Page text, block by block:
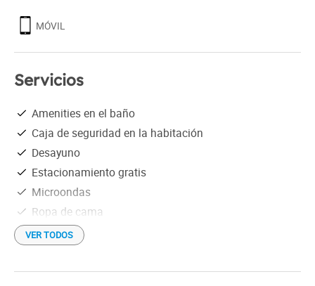
MÓVIL
Servicios
Amenities en el baño
Caja de seguridad en la habitación
Desayuno
Estacionamiento gratis
Microondas
Ropa de cama
VER TODOS